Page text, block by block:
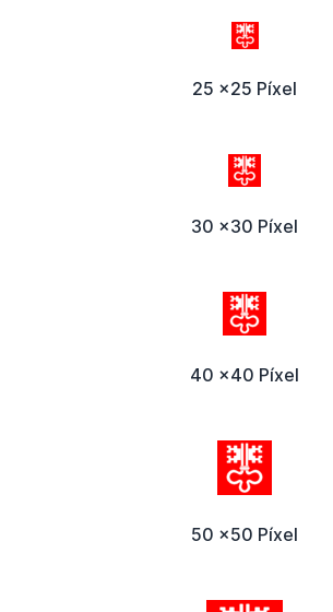
25 x25 Píxel
30 x30 Píxel
40 x40 Píxel
50 x50 Píxel